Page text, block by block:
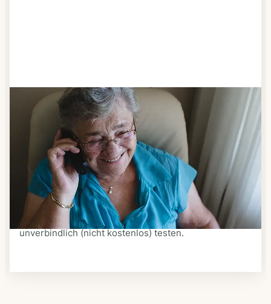
Schritt 3
Bestellen & liefern lassen
Suchen Sie sich aus dem Speiseplan Ihres Anbieters
aus, was Ihnen schmeckt. Bestellen Sie telefonisch,
schriftlich oder im Online-Shop Ihres Anbieters.
Ein Kurier liefert Ihnen das bestellte Essen zum
vereinbarten Zeitpunkt nach Hause. Bei vielen
Anbietern können Sie Essen auf Rädern auch
unverbindlich (nicht kostenlos) testen.